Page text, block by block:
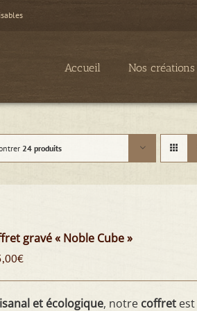
Accueil Nos créations
24 produits
gravé « Noble Cube »
€
et écologique, notre coffret est